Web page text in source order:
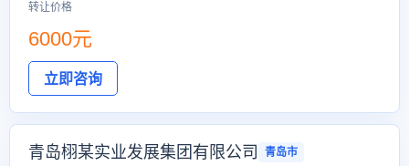
转让价格
6000元
立即咨询
青岛栩某实业发展集团有限公司 青岛市